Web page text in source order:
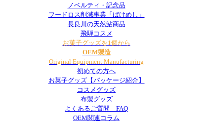
ノベルティ・記念品
フードロス削減事業「ばけめし」
長良川の天然鮎商品
飛騨コスメ
お菓子グッズを1個から
OEM製造
Original Equipment Manufacturing
初めての方へ
お菓子グッズ【パッケージ紹介】
コスメグッズ
布製グッズ
よくあるご質問 FAQ
OEM関連コラム